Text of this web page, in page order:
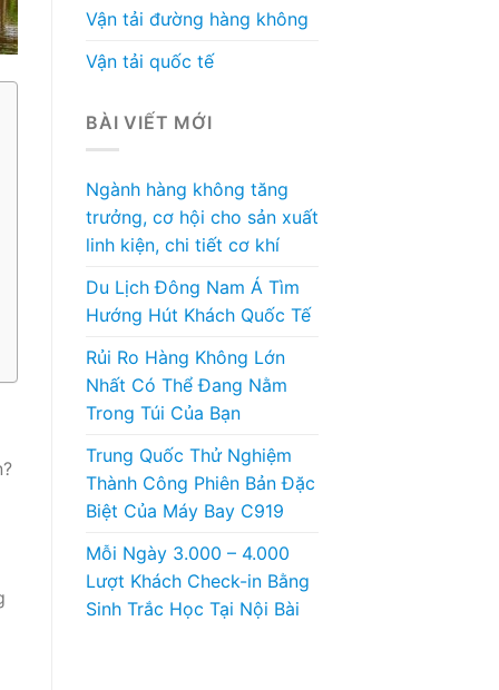
Vận tải đường hàng không
Vận tải quốc tế
BÀI VIẾT MỚI
Ngành hàng không tăng
trưởng, cơ hội cho sản xuất
linh kiện, chi tiết cơ khí
Du Lịch Đông Nam Á Tìm
Hướng Hút Khách Quốc Tế
Rủi Ro Hàng Không Lớn
Nhất Có Thể Đang Nằm
Trong Túi Của Bạn
Trung Quốc Thử Nghiệm
Thành Công Phiên Bản Đặc
Biệt Của Máy Bay C919
Mỗi Ngày 3.000 – 4.000
Lượt Khách Check-in Bằng
Sinh Trắc Học Tại Nội Bài